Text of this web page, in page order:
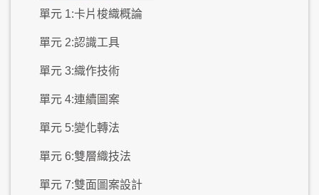
單元 1:卡片梭織概論
單元 2:認識工具
單元 3:織作技術
單元 4:連續圖案
單元 5:變化轉法
單元 6:雙層織技法
單元 7:雙面圖案設計